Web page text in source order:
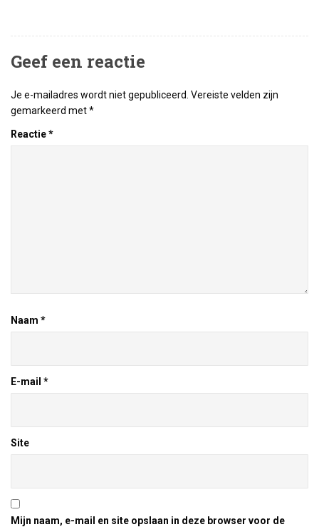
Geef een reactie
Je e-mailadres wordt niet gepubliceerd. Vereiste velden zijn
gemarkeerd met*
Reactie*
Naam *
E-mail *
Site
Mijn naam, e-mail en site opslaan in deze browser voor de